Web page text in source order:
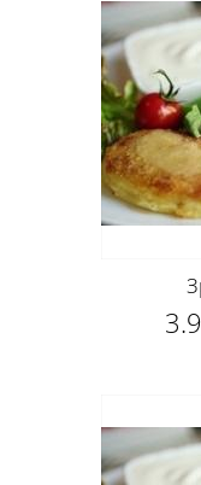
3.9